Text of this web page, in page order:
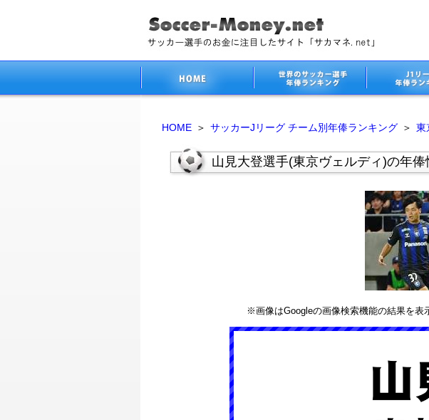
HOME ＞ サッカーJリーグ チーム別年俸ランキング ＞ 東
山見大登選手(東京ヴェルディ)の年俸
※画像はGoogleの画像検索機能の結果を表